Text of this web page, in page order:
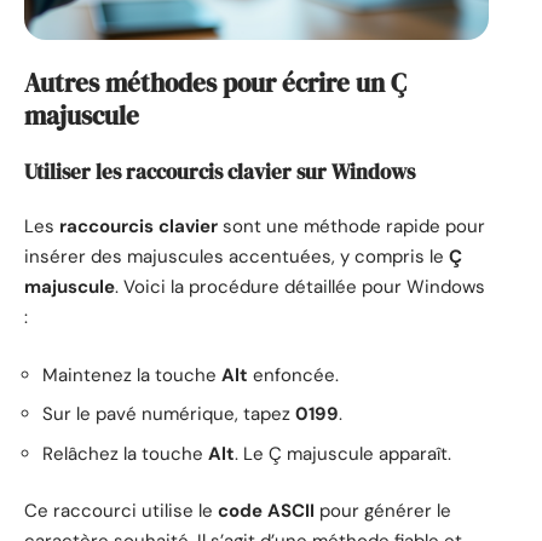
Autres méthodes pour écrire un Ç
majuscule
Utiliser les raccourcis clavier sur Windows
Les raccourcis clavier sont une méthode rapide pour
insérer des majuscules accentuées, y compris le Ç
majuscule. Voici la procédure détaillée pour Windows
:
Maintenez la touche Alt enfoncée.
Sur le pavé numérique, tapez 0199.
Relâchez la touche Alt. Le Ç majuscule apparaît.
Ce raccourci utilise le code ASCII pour générer le